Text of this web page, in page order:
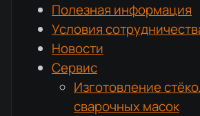
Полезная информация
Условия
Новости
Сервис
Изготовление
сварочных масок